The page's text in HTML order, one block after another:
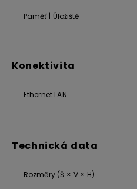
Paměť | Úložiště
Konektivita
Ethernet LAN
Technická data
Rozměry (Š × V × H)